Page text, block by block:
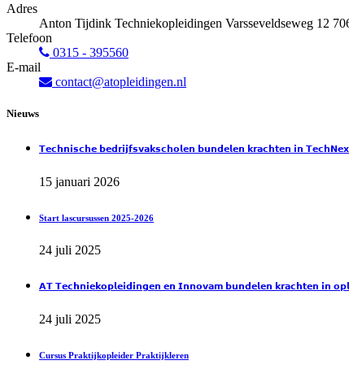
Adres
Anton Tijdink Techniekopleidingen Varsseveldseweg 12
Telefoon
0315 - 395560
E-mail
contact@atopleidingen.nl
Nieuws
𝗧𝗲𝗰𝗵𝗻𝗶𝘀𝗰𝗵𝗲 𝗯𝗲𝗱𝗿𝗶𝗷𝗳𝘀𝘃𝗮𝗸𝘀𝗰𝗵𝗼𝗹𝗲𝗻 𝗯𝘂𝗻𝗱𝗲𝗹𝗲𝗻 𝗸𝗿𝗮𝗰𝗵𝘁𝗲𝗻 𝗶𝗻
15 januari 2026
Start lascursussen 2025-2026
24 juli 2025
𝗔𝗧 𝗧𝗲𝗰𝗵𝗻𝗶𝗲𝗸𝗼𝗽𝗹𝗲𝗶𝗱𝗶𝗻𝗴𝗲𝗻 𝗲𝗻 𝗜𝗻𝗻𝗼𝘃𝗮𝗺 𝗯𝘂𝗻𝗱𝗲𝗹𝗲𝗻 𝗸𝗿𝗮𝗰𝗵𝘁𝗲𝗻 𝗶𝗻
24 juli 2025
Cursus Praktijkopleider Praktijkleren